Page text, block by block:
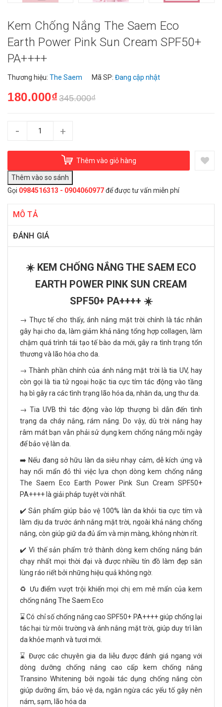
Kem Chống Nắng The Saem Eco
Earth Power Pink Sun Cream SPF50+
PA++++
Thương hiệu: The Saem Mã SP: Đang cập nhật
180.000₫345.000₫
- +
Thêm vào giỏ hàng
Gọi 0984516313 - 0904060977để được tư vấn miễn phí
MÔ TẢ
ĐÁNH GIÁ
☀️ KEM CHỐNG NẮNG THE SAEM ECO
EARTH POWER PINK SUN CREAM
SPF50+ PA++++ ☀️
→ Thực tế cho thấy, ánh nắng mặt trời chính là tác nhân
gây hại cho da, làm giảm khả năng tổng hợp collagen, làm
chậm quá trình tái tạo tế bào da mới, gây ra tình trạng tổn
thương và lão hóa cho da.
→ Thành phần chính của ánh nắng mặt trời là tia UV, hay
còn gọi là tia tử ngoại hoặc tia cực tím tác động vào tầng
hạ bì gây ra các tình trạng lão hóa da, nhăn da, ung thư da.
→ Tia UVB thì tác động vào lớp thượng bì dẫn đến tình
trạng da cháy nắng, rám nắng. Do vậy, dù trời nắng hay
râm mát bạn vẫn phải sử dụng kem chống nắng mỗi ngày
để bảo vệ làn da.
➡️ Nếu đang sở hữu làn da siêu nhạy cảm, dễ kích ứng và
hay nổi mẩn đỏ thì việc lựa chọn dòng kem chống nắng
The Saem Eco Earth Power Pink Sun Cream SPF50+
PA++++ là giải pháp tuyệt vời nhất.
✔️ Sản phẩm giúp bảo vệ 100% làn da khỏi tia cực tím và
làm dịu da trước ánh nắng mặt trời, ngoài khả năng chống
nắng, còn giúp giữ da đủ ẩm và mịn màng, không nhờn rít.
✔️ Vì thế sản phẩm trở thành dòng kem chống nắng bán
chạy nhất mọi thời đại và được nhiều tín đồ làm đẹp săn
lùng ráo riết bởi những hiệu quả không ngờ.
♻️ Ưu điểm vượt trội khiến mọi chị em mê mẩn của kem
chống nắng The Saem Eco
⌛ Có chỉ số chống nắng cao SPF50+ PA++++ giúp chống lại
tác hại từ môi trường và ánh nắng mặt trời, giúp duy trì làn
da khỏe mạnh và tươi mới.
⌛ Được các chuyên gia da liễu được đánh giá ngang với
dòng dưỡng chống nắng cao cấp kem chống nắng
Transino Whitening bởi ngoài tác dụng chống nắng còn
giúp dưỡng ẩm, bảo vệ da, ngăn ngừa các yếu tố gây nên
nám, sạm, lão hóa da